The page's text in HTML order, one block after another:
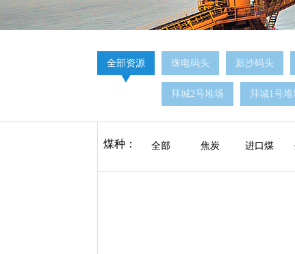
全部资源 珠电码头 新沙码头
拜城2号堆场 拜城1号堆
煤种： 全部 焦炭 进口煤